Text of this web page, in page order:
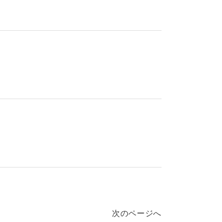
次のページへ